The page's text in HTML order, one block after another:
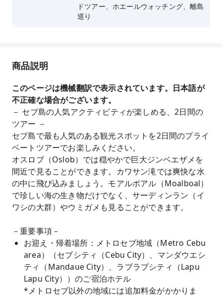
ドツアー、ホエールウォッチング、離島
巡り
商品説明
このページは機械翻訳で表示されています。日本語が
不正確な場合がございます。
－ セブ島の人気アクティビティが楽しめる、2日間の
ツアー －
セブ島で最も人気のある観光スポットを2日間のプライ
ベートツアーでお楽しみください。
オスロブ（Oslob）では穏やかで巨大ジンベエザメを
間近で見ることができます。カワサン滝では爽快な水
の中に飛び込みましょう。モアルボアル（Moalboal）
で珍しい海の生き物だけでなく、サーディンラン（イ
ワシの大群）やウミガメも見ることができます。
－重要事項－
お迎え・帰着場所：メトロセブ地域（Metro Cebu
area）（セブシティ（Cebu City）、マンダウエシ
ティ（Mandaue City）、ラプラプシティ（Lapu
Lapu City））のご宿泊ホテル
*メトロセブ以外の地域には追加料金がかかりま